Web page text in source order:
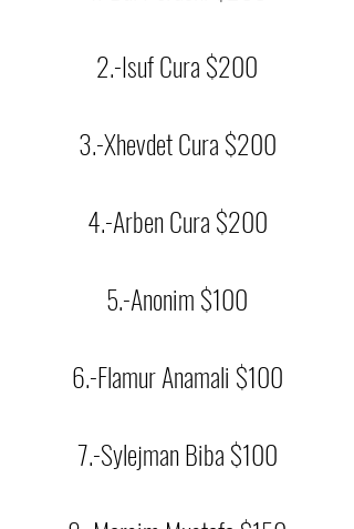
2.-Isuf Cura $200
3.-Xhevdet Cura $200
4.-Arben Cura $200
5.-Anonim $100
6.-Flamur Anamali $100
7.-Sylejman Biba $100